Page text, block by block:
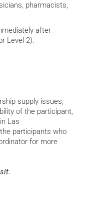
pharmacists,
after
Level 2).
supply issues,
of the participant,
Las
participants who
for more